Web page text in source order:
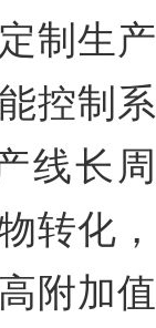
制生产
控制系
线长周
转化，
附加值